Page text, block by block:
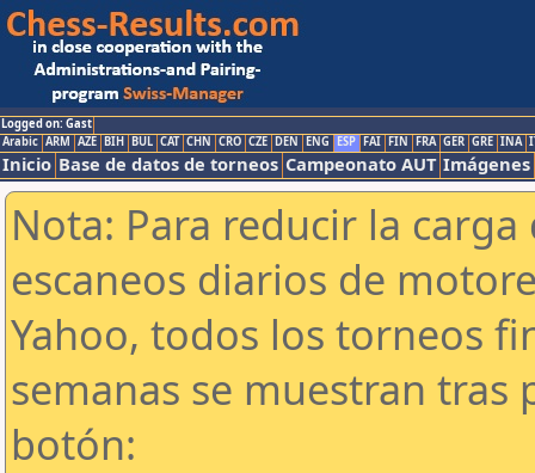
Logged on: Gast
Arabic ARM AZE BIH BUL CAT CHN CRO CZE DEN ENG ESP FAI FIN FRA GER GRE INA
Inicio Base de datos de torneos Campeonato AUT Imágenes
Nota: Para reducir la
escaneos diarios de
Yahoo, todos los torneos
semanas se muestran tras
botón: